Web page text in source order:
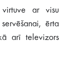
ar visu
ērta
arī televizors